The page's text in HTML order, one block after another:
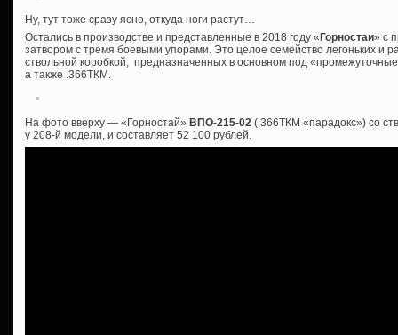
Ну, тут тоже сразу ясно, откуда ноги растут…
Остались в производстве и представленные в 2018 году « Горностаи» с
затвором с тремя боевыми упорами. Это целое семейство легоньких и
ствольной коробкой, предназначенных в основном под
а также .366ТКМ.
На фото вверху — «Горностай» ВПО-215-02 (.366ТКМ «парадокс») со
у 208-й модели, и составляет 52 100 рублей.